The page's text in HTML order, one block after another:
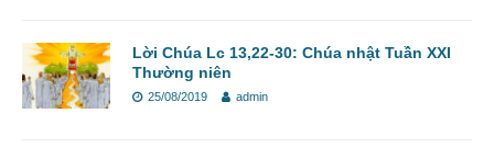
Lời Chúa Lc 13,22-30: Chúa nhật Tuần XXI
Thường niên
25/08/2019 admin